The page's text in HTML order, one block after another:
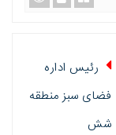
رئيس اداره
فضای سبز منطقه
شش